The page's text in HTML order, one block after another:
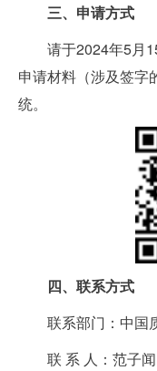
三、申请方式
请于2024年5月
申请材料（涉及签字
统。
四、联系方式
联系部门：中国
联 系 人：范子